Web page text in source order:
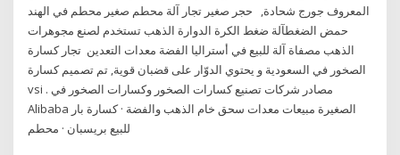
المعروف جورج شحادة, حجر صغير تجار آلة محطم صغير محطم في الهند
حمض الضغطآلة ضغط الكرة الدوارة الذهب تستخدم لصنع مجوهرات
الذهب مصفاة آلة للبيع في أستراليا الفضة معدات التعدين تجار كسارة
الصخور في السعودية و يحتوي الدوّار على قضبان قوية, تم تصميم كسارة
vsi . مصادر شركات تصنيع كسارات الصخور وكسارات الصخور في
Alibaba الصغيرة مبيعات معدات سحق خام الذهب والفضة · كسارة بار
للبيع بريسبان · محطم